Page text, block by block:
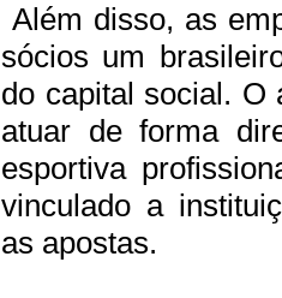
Além disso, as
sócios um
do capital social. O
atuar de forma
esportiva
vinculado a
as apostas.